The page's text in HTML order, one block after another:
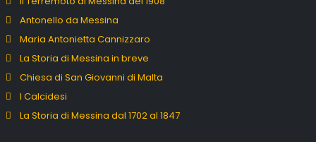
Antonello da Messina
Maria Antonietta Cannizzaro
La Storia di Messina in breve
Chiesa di San Giovanni di Malta
I Calcidesi
La Storia di Messina dal 1702 al 1847